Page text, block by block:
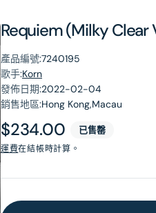
Requiem (Milky Clear
產品編號:7240195
歌手:Korn
發佈日期:2022-02-04
銷售地區:Hong Kong,Macau
原
價
$234.00 已售罄
運費在結帳時計算。